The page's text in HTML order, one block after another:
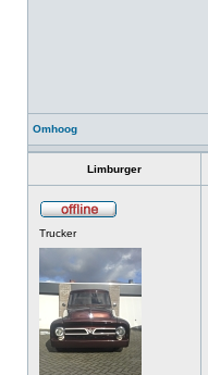
Omhoog
Limburger
Trucker